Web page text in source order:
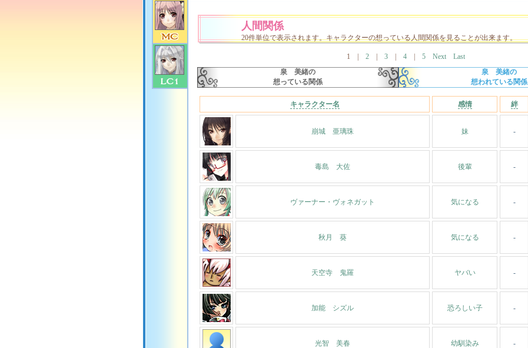
人間関係
20件単位で表示されます。キャラクターの想っている人間関係を見ることが出来ます。
1 2| 3| 4| 5 Next
Last
泉 美緒の
想っている関係
泉 美緒の
想われている関係
キャラクター名 感情 絆
崩城 亜璃珠 妹 -
毒島 大佐 後輩 -
ヴァーナー・ヴォネガット 気になる -
秋月 葵 気になる -
天空寺 鬼羅 ヤバい -
加能 シズル 恐ろしい子 -
光智 美春 幼馴染み -